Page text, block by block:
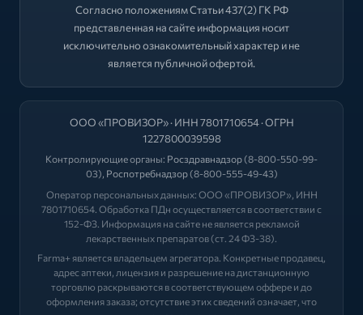
Согласно положениям Статьи 437(2) ГК РФ
представленная на сайте информация носит
исключительно ознакомительный характер и не
является публичной офертой.
ООО «ПРОВИЗОР» · ИНН 7801710654 · ОГРН
1227800039598
Контролирующие органы: Росздравнадзор(8-800-550-99-
03), Роспотребнадзор(8-800-555-49-43)
Оператор персональных данных: ООО «ПРОВИЗОР», ИНН
7801710654. Обработка ПДн осуществляется в соответствии с
152-ФЗ. Информация на сайте не является рекламой
лекарственных препаратов (ст. 24 ФЗ-38).
Farma+ является владельцем агрегатора. Конкретные продавец,
адрес аптеки, лицензия и разрешение на дистанционную
торговлю раскрываются в соответствующем оффере и до
оформления заказа; отсутствие этих сведений означает, что